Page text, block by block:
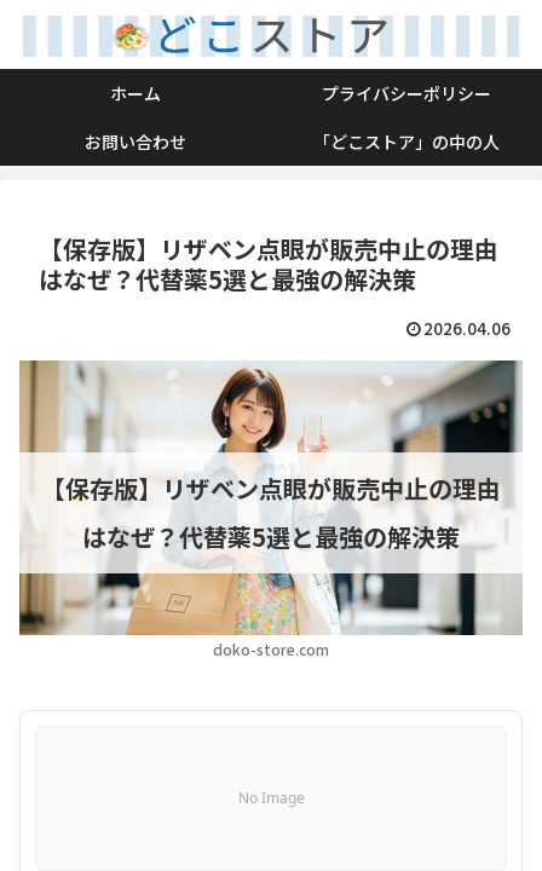
ホーム
プライバシーポリシー
お問い合わせ
「どこストア」の中の人
【保存版】リザベン点眼が販売中止の理由
はなぜ？代替薬5選と最強の解決策
2026.04.06
doko-store.com
【保存版】リザベン点眼が販売中止の理由
はなぜ？代替薬5選と最強の解決策
No Image